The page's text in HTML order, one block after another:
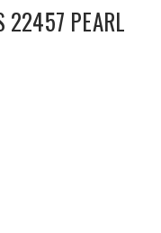
22457 PEARL